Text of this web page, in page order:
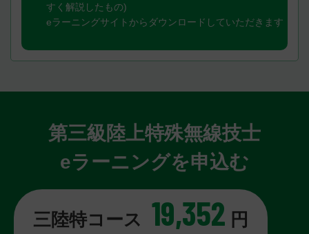
すく解説したもの)
eラーニングサイトからダウンロードしていただきます
第三級陸上特殊無線技士
eラーニングを申込む
三陸特コース 19,352 円